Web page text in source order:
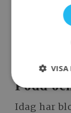
bland
och
viktigt att
Podd
Idag har
VISA